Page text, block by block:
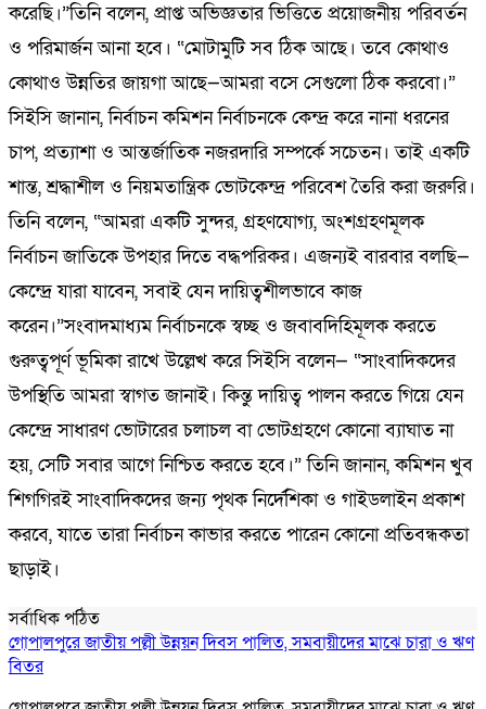
করেছি।”তিনি বলেন, প্রাপ্ত অভিজ্ঞতার ভিত্তিতে প্রয়োজনীয় পরিবর্তন
ও পরিমার্জন আনা হবে। “মোটামুটি সব ঠিক আছে। তবে কোথাও
কোথাও উন্নতির জায়গা আছে—আমরা বসে সেগুলো ঠিক করবো।”
সিইসি জানান, নির্বাচন কমিশন নির্বাচনকে কেন্দ্র করে নানা ধরনের
চাপ, প্রত্যাশা ও আন্তর্জাতিক নজরদারি সম্পর্কে সচেতন। তাই একটি
শান্ত, শ্রদ্ধাশীল ও নিয়মতান্ত্রিক ভোটকেন্দ্র পরিবেশ তৈরি করা জরুরি।
তিনি বলেন, “আমরা একটি সুন্দর, গ্রহণযোগ্য, অংশগ্রহণমূলক
নির্বাচন জাতিকে উপহার দিতে বদ্ধপরিকর। এজন্যই বারবার বলছি—
কেন্দ্রে যারা যাবেন, সবাই যেন দায়িত্বশীলভাবে কাজ
করেন।”সংবাদমাধ্যম নির্বাচনকে স্বচ্ছ ও জবাবদিহিমূলক করতে
গুরুত্বপূর্ণ ভূমিকা রাখে উল্লেখ করে সিইসি বলেন— “সাংবাদিকদের
উপস্থিতি আমরা স্বাগত জানাই। কিন্তু দায়িত্ব পালন করতে গিয়ে যেন
কেন্দ্রে সাধারণ ভোটারের চলাচল বা ভোটগ্রহণে কোনো ব্যাঘাত না
হয়, সেটি সবার আগে নিশ্চিত করতে হবে।” তিনি জানান, কমিশন খুব
শিগগিরই সাংবাদিকদের জন্য পৃথক নির্দেশিকা ও গাইডলাইন প্রকাশ
করবে, যাতে তারা নির্বাচন কাভার করতে পারেন কোনো প্রতিবন্ধকতা
ছাড়াই।
সর্বাধিক পঠিত
গোপালপুরে জাতীয় পল্লী উন্নয়ন দিবস পালিত, সমবায়ীদের মাঝে চারা ও ঋণ
বিতর